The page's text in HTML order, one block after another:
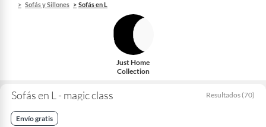
Sofás y Sillones
Sofás en L
Just Home
Collection
Sofás en L - magic class Resultados (70)
Envío gratis